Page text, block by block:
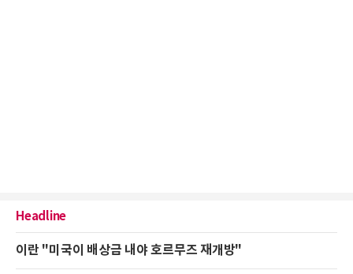
Headline
이란 "미국이 배상금 내야 호르무즈 재개방"